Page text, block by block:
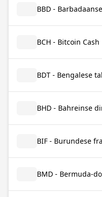
BBD -
BCH - Bitcoin Cash
BDT - Bengalese
BHD - Bahreinse
BIF - Burundese
BMD - Bermuda-